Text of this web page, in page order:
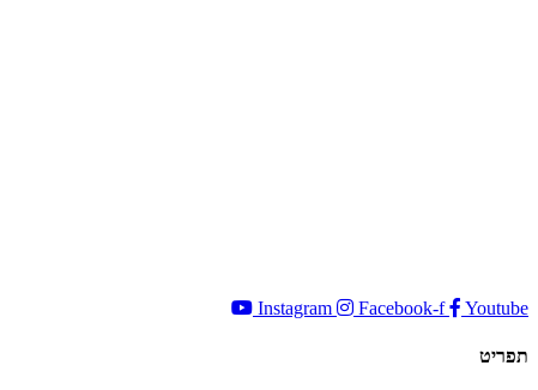
Instagram Facebook-f Youtube
תפריט